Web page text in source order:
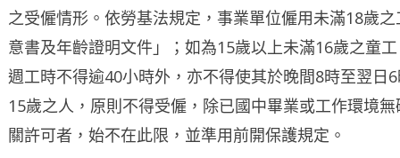
之受僱情形。依勞基法規定，事業單位僱用未滿18歲
意書及年齡證明文件」；如為15歲以上未滿16歲之童
週工時不得逾40小時外，亦不得使其於晚間8時至翌日
15歲之人，原則不得受僱，除已國中畢業或工作環境
關許可者，始不在此限，並準用前開保護規定。